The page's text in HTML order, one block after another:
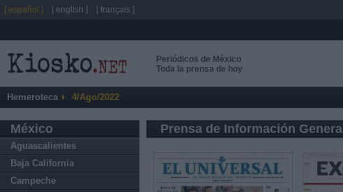
Periódicos de México
Toda la prensa de hoy
Hemeroteca 4/Ago/2022
México
Aguascalientes
Baja California
Campeche
Prensa de Información General
[ español ] [ english ] [ français ]